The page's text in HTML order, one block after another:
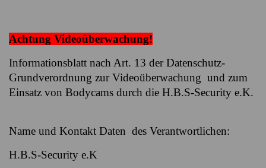
Achtung Videoüberwachung!
Informationsblatt nach Art. 13 der Datenschutz-
Grundverordnung zur Videoüberwachung und zum
Einsatz von Bodycams durch die H.B.S-Security e.K.
Name und Kontakt Daten des Verantwortlichen:
H.B.S-Security e.K